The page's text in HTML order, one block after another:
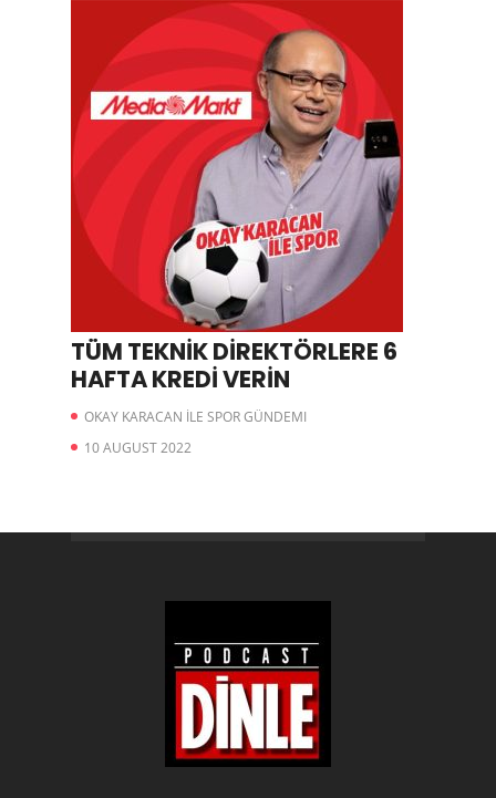
TÜM TEKNİK DİREKTÖRLERE 6
HAFTA KREDİ VERİN
OKAY KARACAN İLE SPOR GÜNDEMI
10 AUGUST 2022